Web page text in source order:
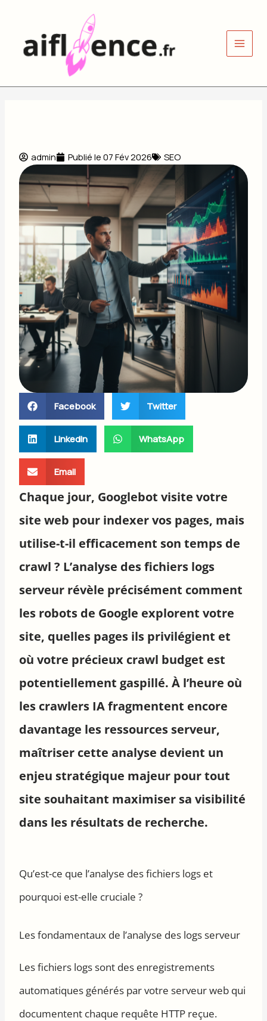
contenu
admin Publié le07 Fév 2026 SEO
Facebook Twitter
LinkedIn WhatsApp
Email
Chaque jour, Googlebot visite votre
site web pour indexer vos pages, mais
utilise-t-il efficacement son temps de
crawl ? L’analyse des fichiers logs
serveur révèle précisément comment
les robots de Google explorent votre
site, quelles pages ils privilégient et
où votre précieux crawl budget est
potentiellement gaspillé. À l’heure où
les crawlers IA fragmentent encore
davantage les ressources serveur,
maîtriser cette analyse devient un
enjeu stratégique majeur pour tout
site souhaitant maximiser sa visibilité
dans les résultats de recherche.
Qu’est-ce que l’analyse des fichiers logs et
pourquoi est-elle cruciale ?
Les fondamentaux de l’analyse des logs serveur
Les fichiers logs sont des enregistrements
automatiques générés par votre serveur web qui
documentent chaque requête HTTP reçue.